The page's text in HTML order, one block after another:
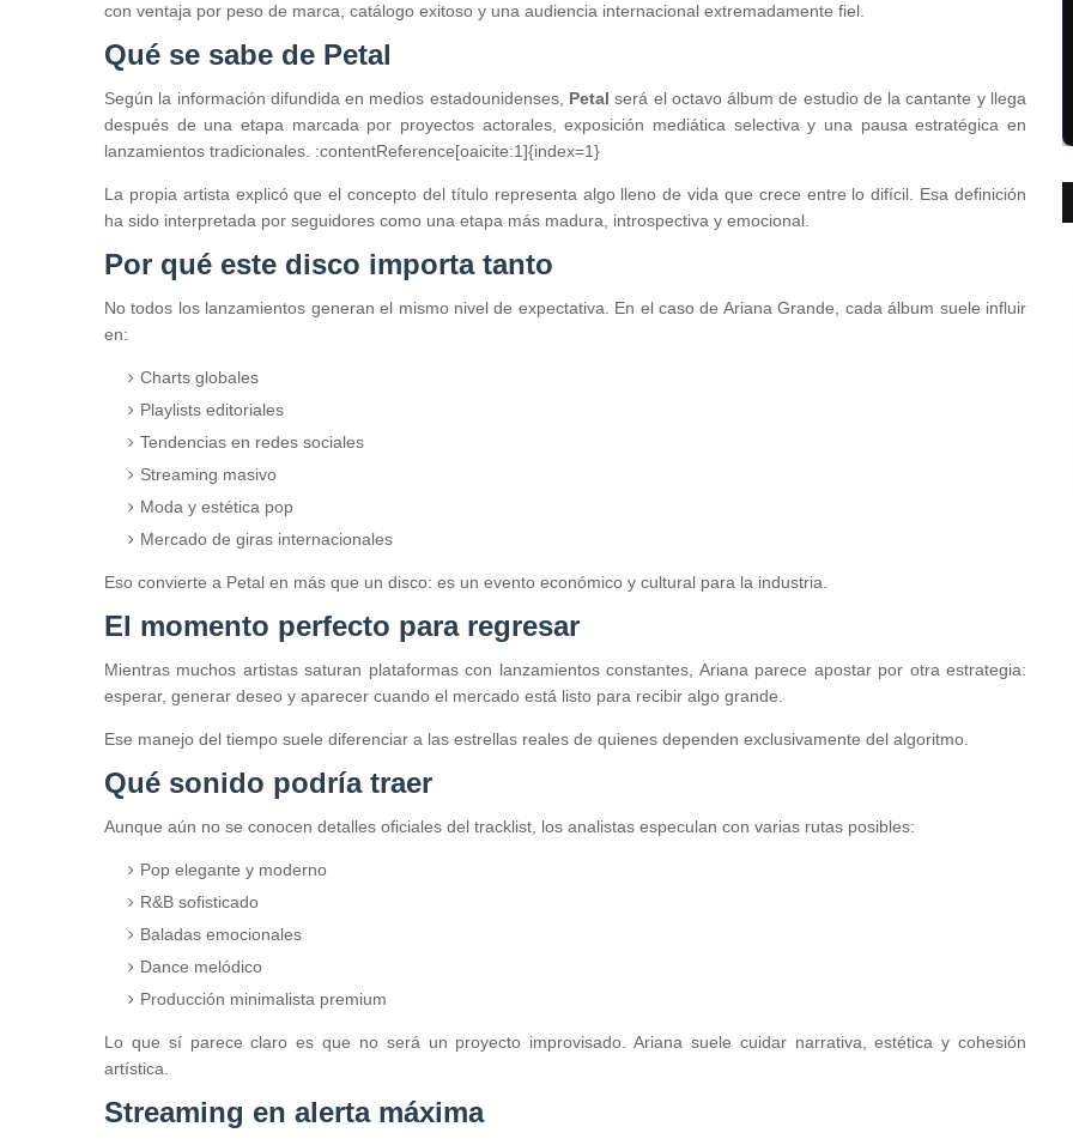
con ventaja por peso de marca, catálogo exitoso y una audiencia internacional extremadamente fiel.
Qué se sabe de Petal
Según la información difundida en medios estadounidenses, Petal será el octavo álbum de estudio de la cantante y llega
después de una etapa marcada por proyectos actorales, exposición mediática selectiva y una pausa estratégica en
lanzamientos tradicionales. :contentReference[oaicite:1]{index=1}
La propia artista explicó que el concepto del título representa algo lleno de vida que crece entre lo difícil. Esa definición
ha sido interpretada por seguidores como una etapa más madura, introspectiva y emocional.
Por qué este disco importa tanto
No todos los lanzamientos generan el mismo nivel de expectativa. En el caso de Ariana Grande, cada álbum suele influir
en:
Charts globales
Playlists editoriales
Tendencias en redes sociales
Streaming masivo
Moda y estética pop
Mercado de giras internacionales
Eso convierte a Petal en más que un disco: es un evento económico y cultural para la industria.
El momento perfecto para regresar
Mientras muchos artistas saturan plataformas con lanzamientos constantes, Ariana parece apostar por otra estrategia:
esperar, generar deseo y aparecer cuando el mercado está listo para recibir algo grande.
Ese manejo del tiempo suele diferenciar a las estrellas reales de quienes dependen exclusivamente del algoritmo.
Qué sonido podría traer
Aunque aún no se conocen detalles oficiales del tracklist, los analistas especulan con varias rutas posibles:
Pop elegante y moderno
R&B sofisticado
Baladas emocionales
Dance melódico
Producción minimalista premium
Lo que sí parece claro es que no será un proyecto improvisado. Ariana suele cuidar narrativa, estética y cohesión
artística.
Streaming en alerta máxima